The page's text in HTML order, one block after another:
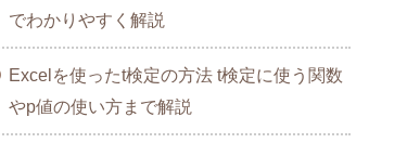
でわかりやすく解説
Excelを使ったt検定の方法 t検定に使う関数
やp値の使い方まで解説